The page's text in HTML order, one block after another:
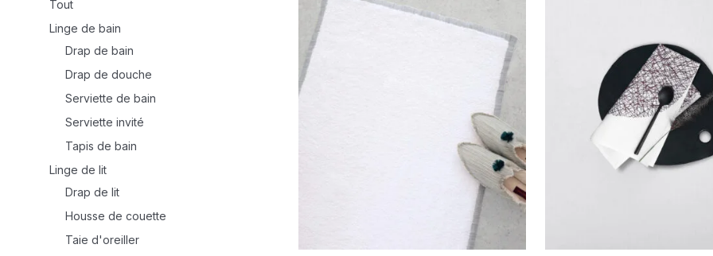
Tout
Linge de bain
Drap de bain
Drap de douche
Serviette de bain
Serviette invité
Tapis de bain
Linge de lit
Drap de lit
Housse de couette
Taie d'oreiller